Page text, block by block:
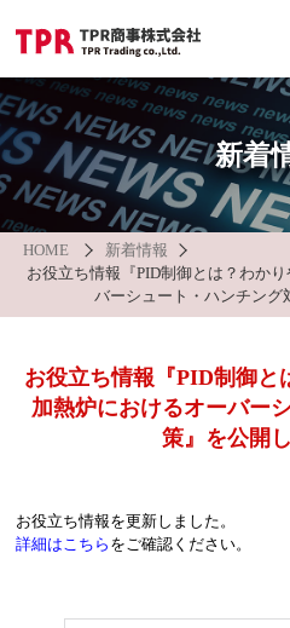
製品情報
遠赤外線ヒータ
各種装置
温度調節弁
産業・環境機器
納入事例
会社案内
TPRグループについて
環境への取組
新着情報 お役立ち
新着
HOME
新着情報
お役立ち情報『PID制御とは？わか
バーシュート・ハンチング
お役立ち情報『PID制御と
加熱炉におけるオーバー
策』を公開
お役立ち情報を更新しました。
詳細はこちら をご確認ください。